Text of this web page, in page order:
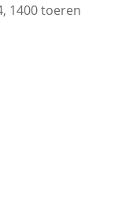
1400 toeren